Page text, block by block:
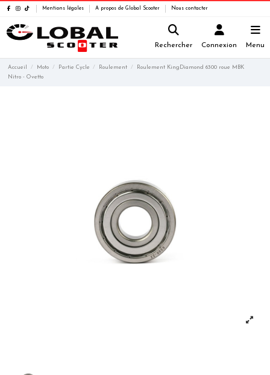
Mentions légales A propos de Global Scooter Nous contacter
Rechercher Connexion Menu
Accueil Moto Partie Cycle Roulement
Roulement KingDiamond 6300 roue MBK
Nitro - Ovetto